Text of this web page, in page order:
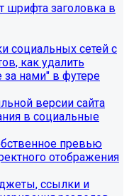
шрифта заголовка в
социальных сетей с
как удалить
за нами" в футере
версии сайта
в социальные
превью
отображения
ссылки и